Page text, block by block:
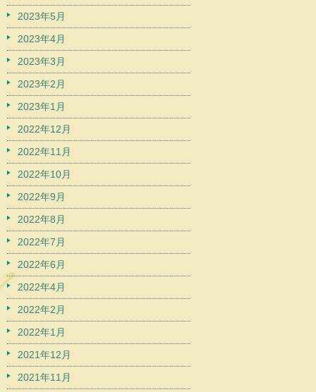
2023年5月
2023年4月
2023年3月
2023年2月
2023年1月
2022年12月
2022年11月
2022年10月
2022年9月
2022年8月
2022年7月
2022年6月
2022年4月
2022年2月
2022年1月
2021年12月
2021年11月